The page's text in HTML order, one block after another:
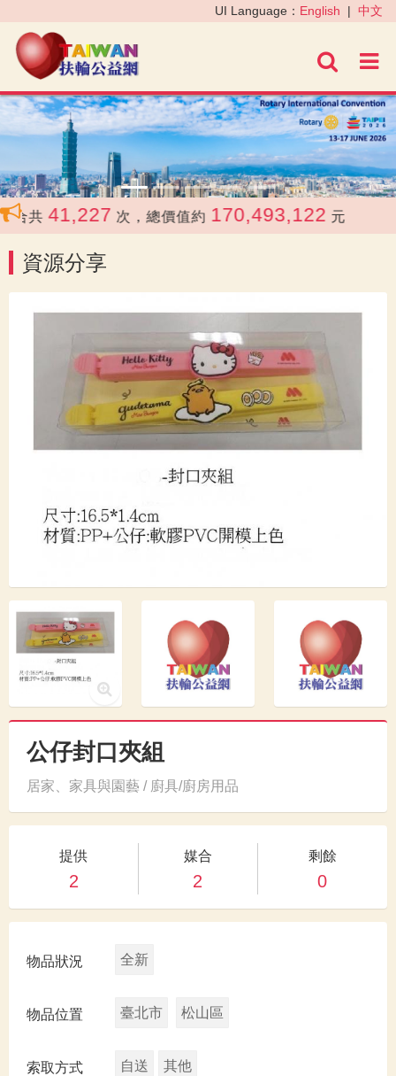
進階
UI Language： English | 中文
‹ ›
共 41,227 次，總價值約 170,493,122 元
資源分享
公仔封口夾組
居家、家具與園藝 / 廚具/廚房用品
提供
2
媒合
2
剩餘
0
物品狀況 全新
物品位置 臺北市 松山區
索取方式 自送 其他